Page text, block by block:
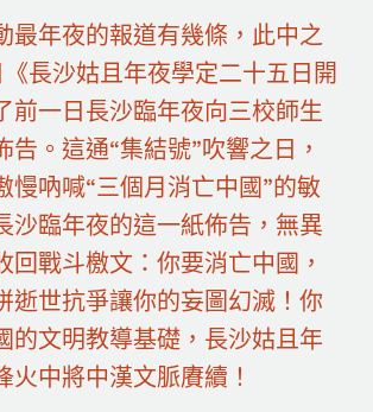
最年夜的報道有幾條，此中之
長沙姑且年夜學定二十五日開
前一日長沙臨年夜向三校師生
告。這通“集結號”吹響之日，
慢吶喊“三個月消亡中國”的敏
沙臨年夜的這一紙佈告，無異
回戰斗檄文：你要消亡中國，
逝世抗爭讓你的妄圖幻滅！你
的文明教導基礎，長沙姑且年
火中將中漢文脈賡續！